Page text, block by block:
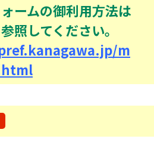
ームの御利用方法は
照してください。
m